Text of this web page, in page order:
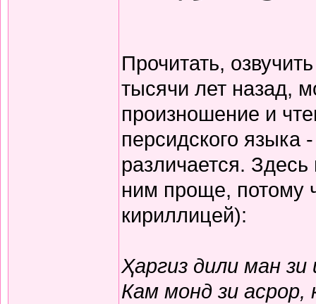
Прочитать,
тысячи лет назад,
произношение и
персидского языка
различается.
ним проще, потому
кириллицей):
Ҳаргиз дили ман
Кам монд зи